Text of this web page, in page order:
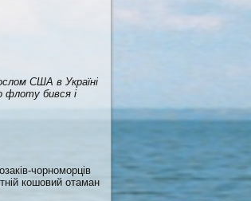
США в Україні
флоту бився і
чорноморців
кошовий отаман